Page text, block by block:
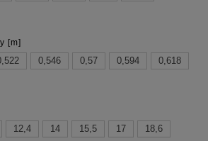
[m]
0,546 0,57 0,594 0,618
12,4 14 15,5 17 18,6